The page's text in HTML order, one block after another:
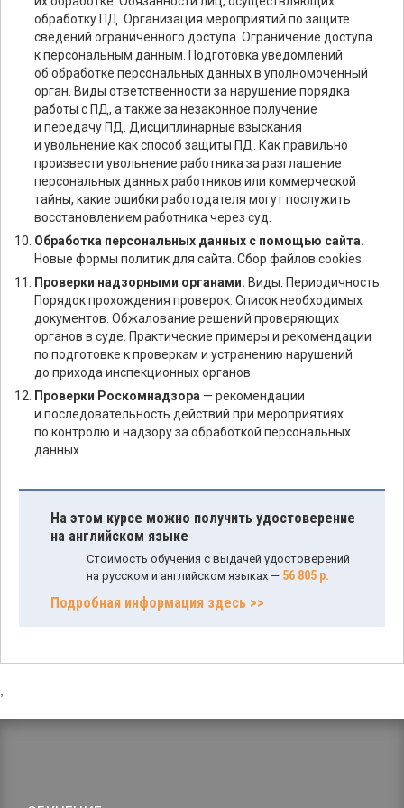
обработку ПД. Организация мероприятий по защите
сведений ограниченного доступа. Ограничение доступа
к персональным данным. Подготовка уведомлений
об обработке персональных данных в уполномоченный
орган. Виды ответственности за нарушение порядка
работы с ПД, а также за незаконное получение
и передачу ПД. Дисциплинарные взыскания
и увольнение как способ защиты ПД. Как правильно
произвести увольнение работника за разглашение
персональных данных работников или коммерческой
тайны, какие ошибки работодателя могут послужить
восстановлением работника через суд.
Обработка персональных данных с помощью сайта.
Новые формы политик для сайта. Сбор файлов cookies.
Проверки надзорными органами. Виды. Периодичность.
Порядок прохождения проверок. Список необходимых
документов. Обжалование решений проверяющих
органов в суде. Практические примеры и рекомендации
по подготовке к проверкам и устранению нарушений
до прихода инспекционных органов.
Проверки Роскомнадзора — рекомендации
и последовательность действий при мероприятиях
по контролю и надзору за обработкой персональных
данных.
На этом курсе можно получить удостоверение
на английском языке
Стоимость обучения с выдачей удостоверений
на русском и английском языках — 56 805 р.
Подробная информация здесь >>